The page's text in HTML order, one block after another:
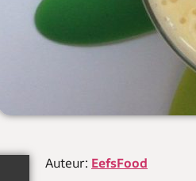
Auteur: EefsFood